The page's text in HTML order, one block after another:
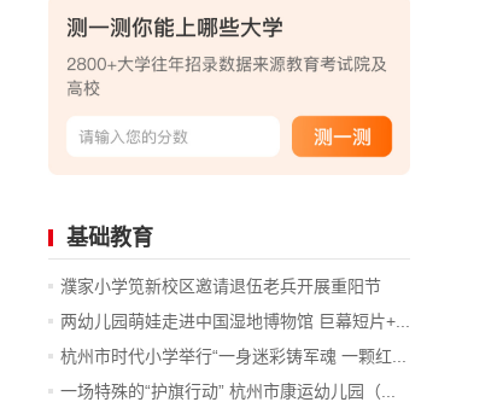
基础教育
濮家小学笕新校区邀请退伍老兵开展重阳节
主...
两幼儿园萌娃走进中国湿地博物馆 巨幕短片+...
杭州市时代小学举行“一身迷彩铸军魂 一颗红...
一场特殊的“护旗行动” 杭州市康运幼儿园（...